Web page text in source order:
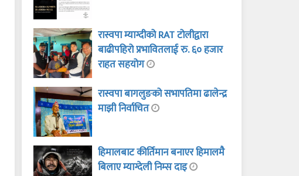
रास्वपा म्याग्दीको RAT टोलीद्वारा
बाढीपहिरो प्रभावितलाई रु. ६० हजार
राहत सहयोग
रास्वपा बागलुङको सभापतिमा ढालेन्द्र
माझी निर्वाचित
हिमालबाट कीर्तिमान बनाएर हिमालमै
बिलाए म्याग्देली निम्स दाइ